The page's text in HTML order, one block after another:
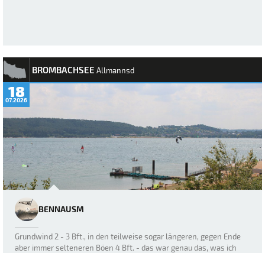
BROMBACHSEE Allmannsd
18
07.2026
BENNAUSM
Grundwind 2 - 3 Bft., in den teilweise sogar längeren, gegen Ende
aber immer selteneren Böen 4 Bft. - das war genau das, was ich